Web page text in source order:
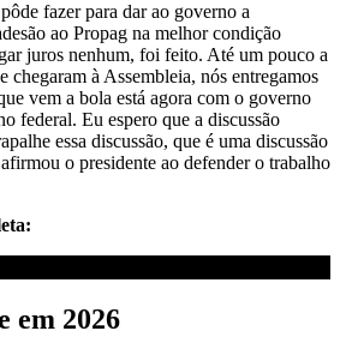
fazer para dar ao governo a
ao Propag na melhor condição
juros nenhum, foi feito. Até um pouco a
chegaram à Assembleia, nós entregamos
vem a bola está agora com o governo
federal. Eu espero que a discussão
essa discussão, que é uma discussão
o presidente ao defender o trabalho
em 2026